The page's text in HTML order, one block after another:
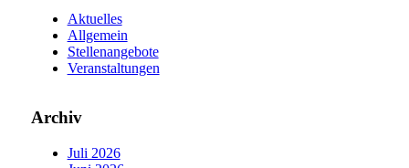
Aktuelles
Allgemein
Stellenangebote
Veranstaltungen
Archiv
Juli 2026